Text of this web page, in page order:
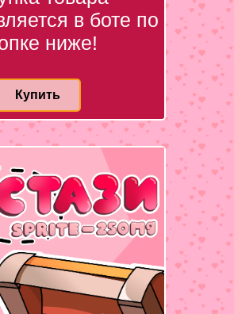
в боте по
ниже!
Купить